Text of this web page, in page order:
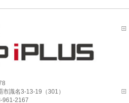
市識名3-13-19（301）
961-2167